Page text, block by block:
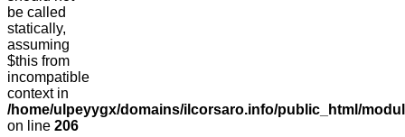
be called
statically,
assuming
$this from
incompatible
context in
/home/ulpeyygx/domains/ilcorsaro.info/public_html/
on line 206